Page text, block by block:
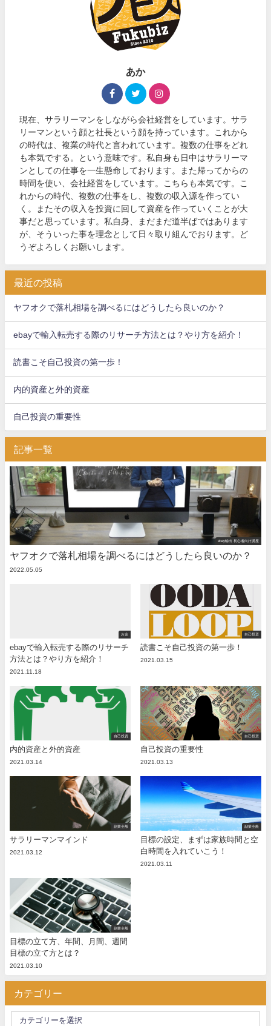
あか
現在、サラリーマンをしながら会社経営をしています。サラ
リーマンという顔と社長という顔を持っています。これから
の時代は、複業の時代と言われています。複数の仕事をどれ
も本気でする。という意味です。私自身も日中はサラリーマ
ンとしての仕事を一生懸命しております。また帰ってからの
時間を使い、会社経営をしています。こちらも本気です。こ
れからの時代、複数の仕事をし、複数の収入源を作ってい
く。またその収入を投資に回して資産を作っていくことが大
事だと思っています。私自身、まだまだ道半ばではあります
が、そういった事を理念として日々取り組んでおります。ど
うぞよろしくお願いします。
最近の投稿
ヤフオクで落札相場を調べるにはどうしたら良いのか？
ebayで輸入転売する際のリサーチ方法とは？やり方を紹介！
読書こそ自己投資の第一歩！
内的資産と外的資産
自己投資の重要性
記事一覧
ebay輸出 初心者向け講座
ヤフオクで落札相場を調べるにはどうしたら良いのか？
2022.05.05
お金
ebayで輸入転売する際のリサーチ
方法とは？やり方を紹介！
2021.11.18
自己投資
読書こそ自己投資の第一歩！
2021.03.15
自己投資
内的資産と外的資産
2021.03.14
自己投資
自己投資の重要性
2021.03.13
副業全般
サラリーマンマインド
2021.03.12
副業全般
目標の設定、まずは家族時間と空
白時間を入れていこう！
2021.03.11
副業全般
目標の立て方、年間、月間、週間
目標の立て方とは？
2021.03.10
カテゴリー